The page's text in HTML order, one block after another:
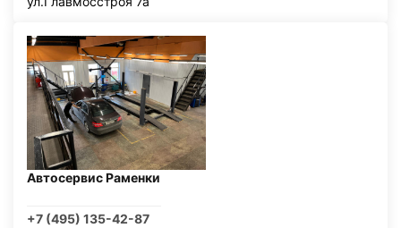
Автосервис Раменки
+7 (495) 135-42-87